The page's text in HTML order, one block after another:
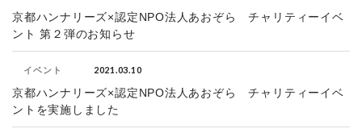
京都ハンナリーズ×認定NPO法人あおぞら チャリティーイベ
ント 第２弾のお知らせ
イベント 2021.03.10
京都ハンナリーズ×認定NPO法人あおぞら チャリティーイベ
ントを実施しました